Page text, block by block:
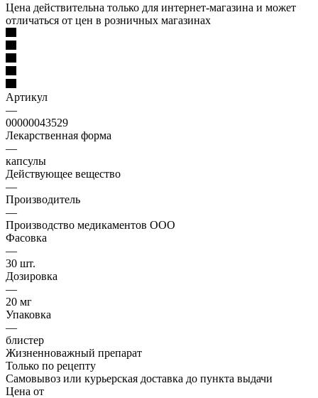
Цена действительна только для интернет-магазина и может
отличаться от цен в розничных магазинах
Артикул
—
00000043529
Лекарственная форма
—
капсулы
Действующее вещество
—
Производитель
—
Производство медикаментов ООО
Фасовка
—
30 шт.
Дозировка
—
20 мг
Упаковка
—
блистер
Жизненноважный препарат
Только по рецепту
Самовывоз или курьерская доставка до пункта выдачи
Цена от